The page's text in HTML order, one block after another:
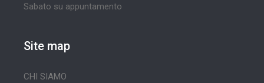
Sabato su appuntamento
Site map
CHI SIAMO